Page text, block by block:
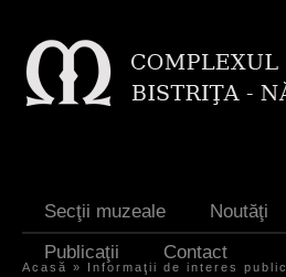
Secţii muzeale Noutăţi
Publicaţii
Contact
Acasă » Informaţii de interes public